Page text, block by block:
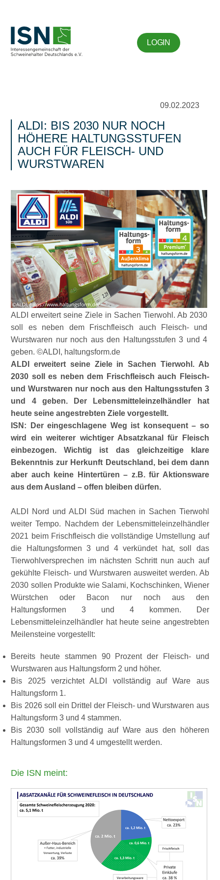
LOGIN
09.02.2023
ALDI: BIS 2030 NUR NOCH
HÖHERE HALTUNGSSTUFEN
AUCH FÜR FLEISCH- UND
WURSTWAREN
ALDI erweitert seine Ziele in Sachen Tierwohl. Ab 2030
soll es neben dem Frischfleisch auch Fleisch- und
Wurstwaren nur noch aus den Haltungsstufen 3 und 4
geben. ©ALDI, haltungsform.de
ALDI erweitert seine Ziele in Sachen Tierwohl. Ab
2030 soll es neben dem Frischfleisch auch Fleisch-
und Wurstwaren nur noch aus den Haltungsstufen 3
und 4 geben. Der Lebensmitteleinzelhändler hat
heute seine angestrebten Ziele vorgestellt.
ISN: Der eingeschlagene Weg ist konsequent – so
wird ein weiterer wichtiger Absatzkanal für Fleisch
einbezogen. Wichtig ist das gleichzeitige klare
Bekenntnis zur Herkunft Deutschland, bei dem dann
aber auch keine Hintertüren – z.B. für Aktionsware
aus dem Ausland – offen bleiben dürfen.
ALDI Nord und ALDI Süd machen in Sachen Tierwohl
weiter Tempo. Nachdem der Lebensmitteleinzelhändler
2021 beim Frischfleisch die vollständige Umstellung auf
die Haltungsformen 3 und 4 verkündet hat, soll das
Tierwohlversprechen im nächsten Schritt nun auch auf
gekühlte Fleisch- und Wurstwaren ausweitet werden. Ab
2030 sollen Produkte wie Salami, Kochschinken, Wiener
Würstchen oder Bacon nur noch aus den
Haltungsformen 3 und 4 kommen. Der
Lebensmitteleinzelhändler hat heute seine angestrebten
Meilensteine vorgestellt:
Bereits heute stammen 90 Prozent der Fleisch- und
Wurstwaren aus Haltungsform 2 und höher.
Bis 2025 verzichtet ALDI vollständig auf Ware aus
Haltungsform 1.
Bis 2026 soll ein Drittel der Fleisch- und Wurstwaren aus
Haltungsform 3 und 4 stammen.
Bis 2030 soll vollständig auf Ware aus den höheren
Haltungsformen 3 und 4 umgestellt werden.
Die ISN meint: